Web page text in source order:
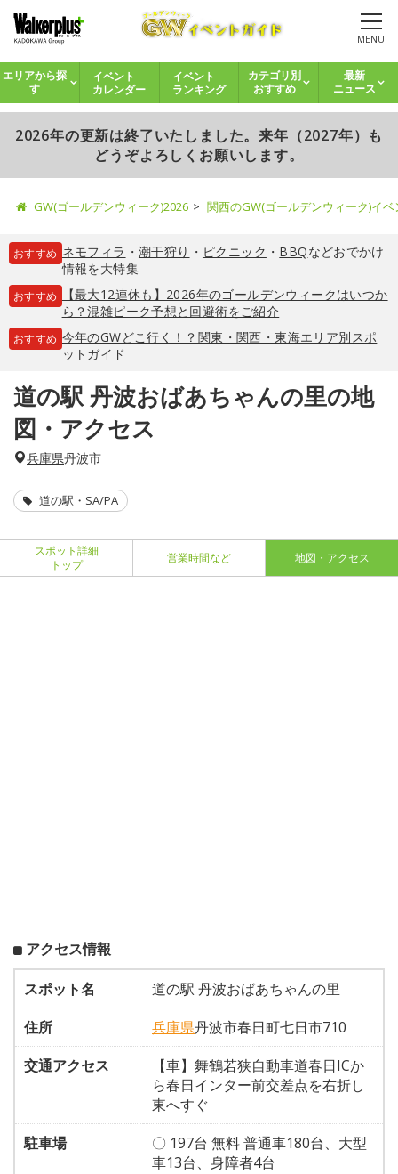
MENU
エリアから探
す
イベント
カレンダー
イベント
ランキング
カテゴリ別
おすすめ
最新
ニュース
2026年の更新は終了いたしました。来年（2027年）も
どうぞよろしくお願いします。
GW(ゴールデンウィーク)2026 関西のGW(ゴールデンウィーク)イ
おすすめ ネモフィラ ・ 潮干狩り ・ ピクニック ・ BBQなどおでかけ
情報を大特集
おすすめ
【最大12連休も】2026年のゴールデンウィークはいつか
ら？混雑ピーク予想と回避術をご紹介
おすすめ 今年のGWどこ行く！？関東・関西・東海エリア別スポ
ットガイド
道の駅 丹波おばあちゃんの里の地
図・アクセス
兵庫県丹波市
道の駅・SA/PA
スポット詳細
トップ
営業時間など 地図・アクセス
アクセス情報
スポット名
道の駅 丹波おばあちゃんの里
住所
兵庫県丹波市春日町七日市710
交通アクセス
【車】舞鶴若狭自動車道春日ICか
ら春日インター前交差点を右折し
東へすぐ
駐車場
〇 197台 無料 普通車180台、大型
車13台、身障者4台